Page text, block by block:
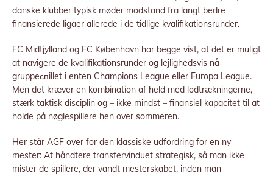
danske klubber typisk møder modstand fra langt bedre
finansierede ligaer allerede i de tidlige kvalifikationsrunder.
FC Midtjylland og FC København har begge vist, at det er muligt
at navigere de kvalifikationsrunder og lejlighedsvis nå
gruppeспillet i enten Champions League eller Europa League.
Men det kræver en kombination af held med lodtrækningerne,
stærk taktisk disciplin og – ikke mindst – finansiel kapacitet til at
holde på nøglespillere hen over sommeren.
Her står AGF over for den klassiske udfordring for en ny
mester: At håndtere transfervinduet strategisk, så man ikke
mister de spillere, der vandt mesterskabet, inden man